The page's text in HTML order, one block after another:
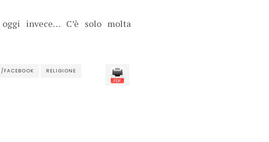
invece… C’è solo molta
FACEBOOK RELIGIONE